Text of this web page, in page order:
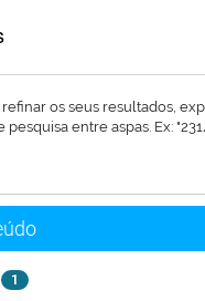
refinar os seus resultados,
entre aspas. Ex:
1